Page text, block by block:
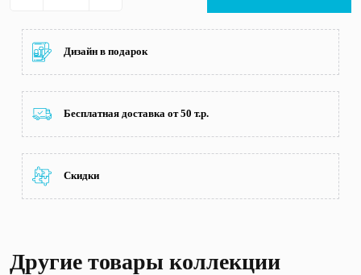
Дизайн в подарок
Бесплатная доставка от 50 т.р.
Скидки
Другие товары коллекции